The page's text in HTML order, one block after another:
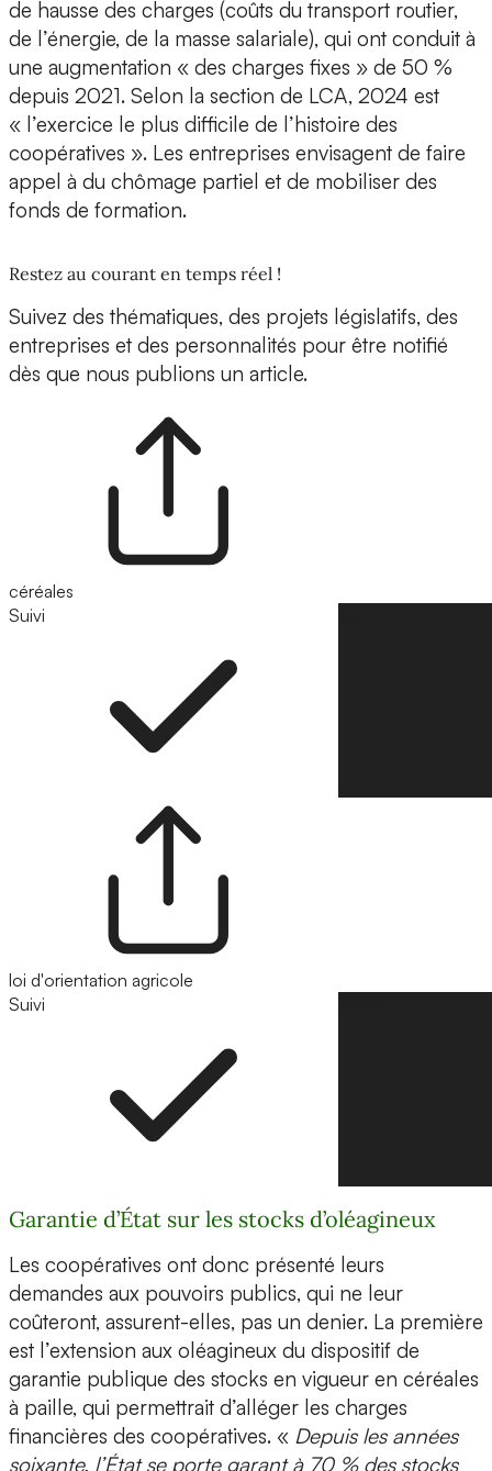
de hausse des charges (coûts du transport routier,
de l’énergie, de la masse salariale), qui ont conduit à
une augmentation « des charges fixes » de 50 %
depuis 2021. Selon la section de LCA, 2024 est
« l’exercice le plus difficile de l’histoire des
coopératives ». Les entreprises envisagent de faire
appel à du chômage partiel et de mobiliser des
fonds de formation.
Restez au courant en temps réel !
Suivez des thématiques, des projets législatifs, des
entreprises et des personnalités pour être notifié
dès que nous publions un article.
céréales
Suivi
loi d'orientation agricole
Suivi
Garantie d’État sur les stocks d’oléagineux
Les coopératives ont donc présenté leurs
demandes aux pouvoirs publics, qui ne leur
coûteront, assurent-elles, pas un denier. La première
est l’extension aux oléagineux du dispositif de
garantie publique des stocks en vigueur en céréales
à paille, qui permettrait d’alléger les charges
financières des coopératives. « Depuis les années
soixante, l’État se porte garant à 70 % des stocks